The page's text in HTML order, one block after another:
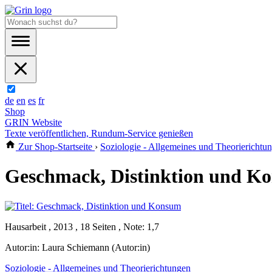
de en es fr
Shop
GRIN Website
Texte veröffentlichen, Rundum-Service genießen
Zur Shop-Startseite › Soziologie - Allgemeines und
Geschmack, Distinktion und
Hausarbeit , 2013 , 18 Seiten , Note: 1,7
Autor:in: Laura Schiemann (Autor:in)
Soziologie - Allgemeines und Theorierichtungen